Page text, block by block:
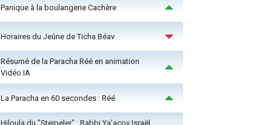
Panique à la boulangerie Cachère
Horaires du Jeûne de Ticha Béav
Résumé de la Paracha Réé en animation
Vidéo IA
La Paracha en 60 secondes : Réé
Hiloula du "Steïpeler" : Rabbi Ya’acov Israël